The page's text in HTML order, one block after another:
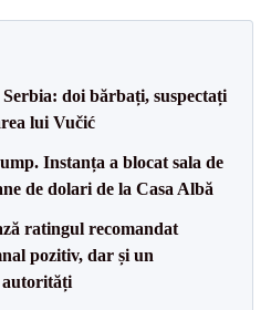
doi bărbați, suspectați
lui Vučić
Instanța a blocat sala de
de dolari de la Casa Albă
ratingul recomandat
pozitiv, dar și un
autorități